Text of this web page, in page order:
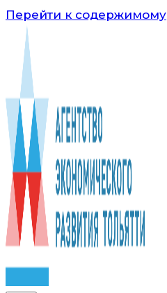
Перейти к содержимому